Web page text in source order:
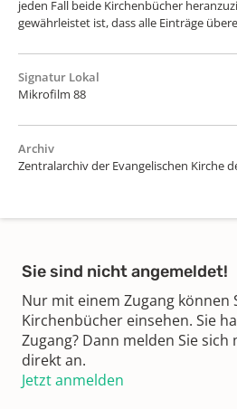
jeden Fall beide Kirchenbücher
gewährleistet ist, dass alle Einträge
Signatur Lokal
Mikrofilm 88
Archiv
Zentralarchiv der Evangelischen Kirche
Sie sind nicht angemeldet!
Nur mit einem Zugang können
Kirchenbücher einsehen. Sie
Zugang? Dann melden Sie
direkt an.
Jetzt anmelden